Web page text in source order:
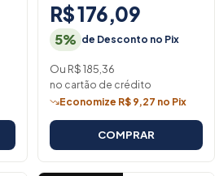
R$ 176,09
5% de Desconto no Pix
Ou R$ 185,36
no cartão de crédito
Economize R$ 9,27 no Pix
COMPRAR